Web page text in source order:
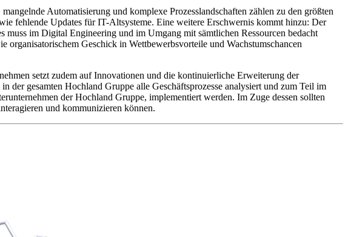
Automatisierung und komplexe Prozesslandschaften zählen zu den größten
fehlende Updates für IT-Altsysteme. Eine weitere Erschwernis kommt hinzu: Der
im Digital Engineering und im Umgang mit sämtlichen Ressourcen bedacht
Geschick in Wettbewerbsvorteile und Wachstumschancen
setzt zudem auf Innovationen und die kontinuierliche Erweiterung der
der gesamten Hochland Gruppe alle Geschäftsprozesse analysiert und zum Teil im
der Hochland Gruppe, implementiert werden. Im Zuge dessen sollten
und kommunizieren können.